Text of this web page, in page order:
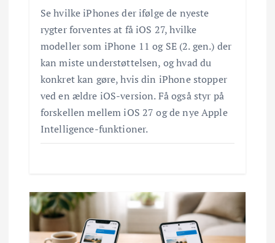
Se hvilke iPhones der ifølge de nyeste
rygter forventes at få iOS 27, hvilke
modeller som iPhone 11 og SE (2. gen.) der
kan miste understøttelsen, og hvad du
konkret kan gøre, hvis din iPhone stopper
ved en ældre iOS-version. Få også styr på
forskellen mellem iOS 27 og de nye Apple
Intelligence-funktioner.